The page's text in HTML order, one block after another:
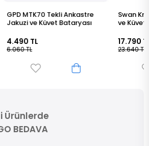
Swan Krom Ankastre Jakuzi
ve Küvet Bataryası 4 Delikli
Ürünlerde
BEDAVA